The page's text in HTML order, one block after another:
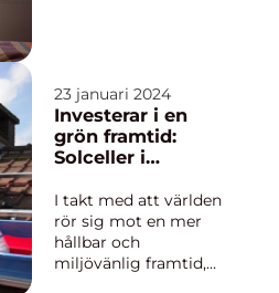
23 januari 2024
Investerar i en
grön framtid:
Solceller i
I takt med att världen
rör sig mot en mer
hållbar och
miljövänlig framtid,